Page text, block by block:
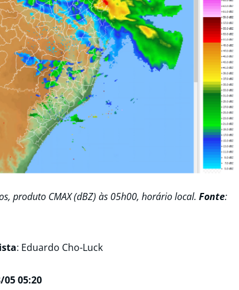
produto CMAX (dBZ) às 05h00, horário local. Fonte:
: Eduardo Cho-Luck
05:20